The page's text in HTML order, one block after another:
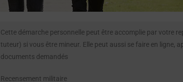
Cette démarche personnelle peut être accomplie par votre
tuteur) si vous être mineur. Elle peut aussi se faire en ligne,
documents demandés
Recensement militaire